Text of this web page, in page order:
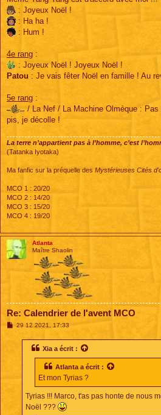
: Joyeux Noël !
: Ha ha !
: Hum !
4e rang :
: Joyeux Noël ! Joyeux Noël !
Patou : Je vais fêter Noël en famille ! Au
5e rang :
/ La Nef / La Machine Olmèque :
pis, je décolle !
La terre n’appartient pas à l’homme, c’est
(Tatanka Iyotaka)
Ma fanfic sur la préquelle des Mystérieuses Cités
MCO 1 : 20/20
MCO 2 : 14/20
MCO 3 : 15/20
MCO 4 : 19/20
Atlanta
Maître Shaolin
Re: Calendrier de l'avent MCO
M29 12 2021, 17:33
Xia a écrit :
Atlanta a écrit :
Et mon Tyrias ?
Tyrias !!! Marco, t'as pas honte de nous
Noël ???